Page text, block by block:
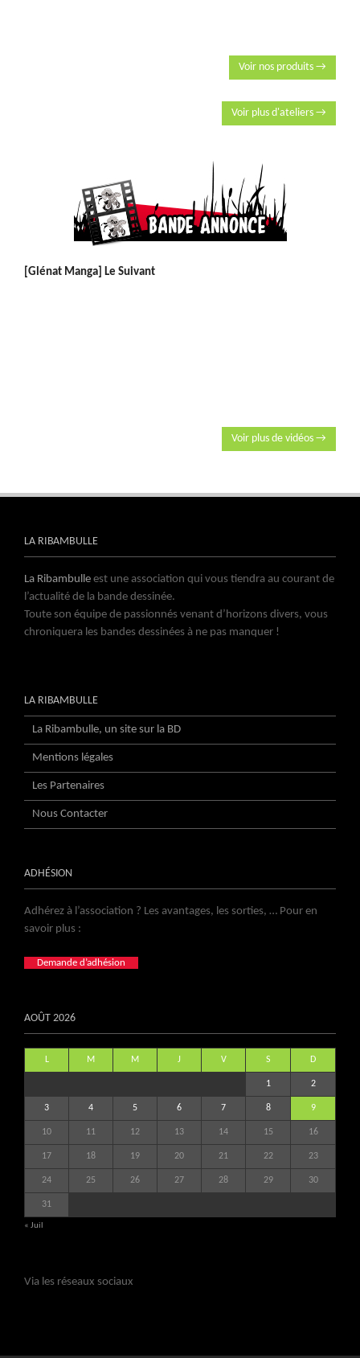
Voir nos produits →
Voir plus d'ateliers →
[Glénat Manga] Le Suivant
Voir plus de vidéos →
LA RIBAMBULLE
La Ribambulle est une association qui vous tiendra au courant de
l’actualité de la bande dessinée.
Toute son équipe de passionnés venant d’horizons divers, vous
chroniquera les bandes dessinées à ne pas manquer !
LA RIBAMBULLE
La Ribambulle, un site sur la BD
Mentions légales
Les Partenaires
Nous Contacter
ADHÉSION
Adhérez à l’association ? Les avantages, les sorties, … Pour en
savoir plus :
Demande d’adhésion
AOÛT 2026
L M M J V S D
1 2
3 4 5 6 7 8 9
10 11 12 13 14 15 16
17 18 19 20 21 22 23
24 25 26 27 28 29 30
31
« Juil
Via les réseaux sociaux